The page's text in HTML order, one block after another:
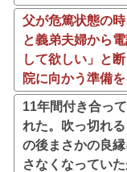
父が危篤状態の
と義弟夫婦から
して欲しい」と
院に向かう準備
11年間付き合っ
れた。吹っ切れ
の後まさかの良
さなくなっていた